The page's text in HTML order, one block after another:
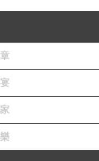
如果您感到不合
合適的選擇。
的開公司推薦
中的重要合作夥
。
幾個重要的因
關鍵。當您的